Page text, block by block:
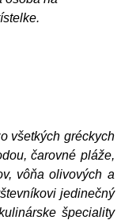
všetkých gréckych
čarovné pláže,
vôňa olivových a
jedinečný
špeciality